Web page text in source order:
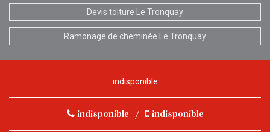
Devis toiture Le Tronquay
Ramonage de cheminée Le Tronquay
indisponible
indisponible / indisponible